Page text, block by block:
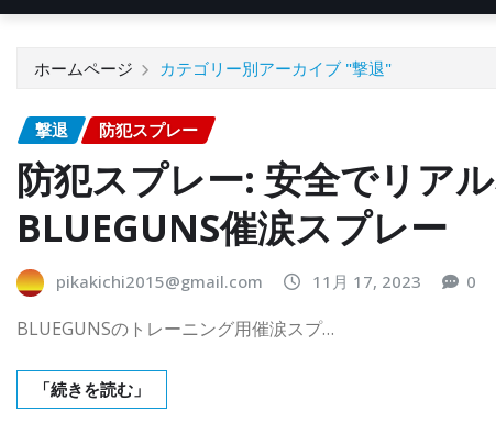
ホームページ カテゴリー別アーカイブ "撃退"
撃退 防犯スプレー
防犯スプレー: 安全でリア
BLUEGUNS催涙スプレー
pikakichi2015@gmail.com 11月 17, 2023 0
BLUEGUNSのトレーニング用催涙スプ…
「続きを読む」